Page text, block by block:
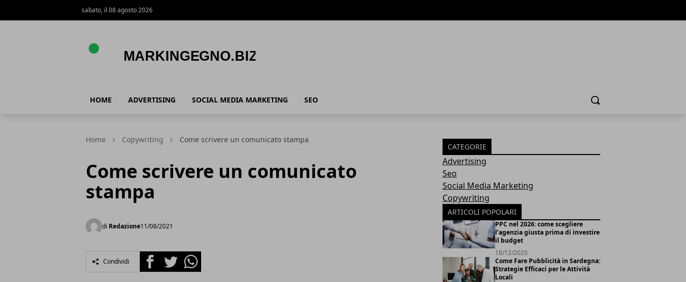
sabato, il 08 agosto 2026
HOME ADVERTISING SOCIAL MEDIA MARKETING SEO Cerca
Home Copywriting Come scrivere un comunicato stampa
Come scrivere un comunicato
stampa
di Redazione11/08/2021
Condividi FacebookTwitterWhatsapp
CATEGORIE
Advertising
Seo
Social Media Marketing
Copywriting
ARTICOLI POPOLARI
PPC nel 2026: come scegliere
l’agenzia giusta prima di investire
il budget
18/12/2025
Come Fare Pubblicità in Sardegna:
Strategie Efficaci per le Attività
Locali